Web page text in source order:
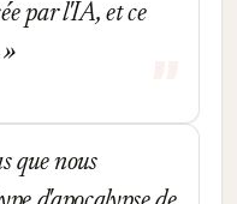
par l'IA, et ce
que nous